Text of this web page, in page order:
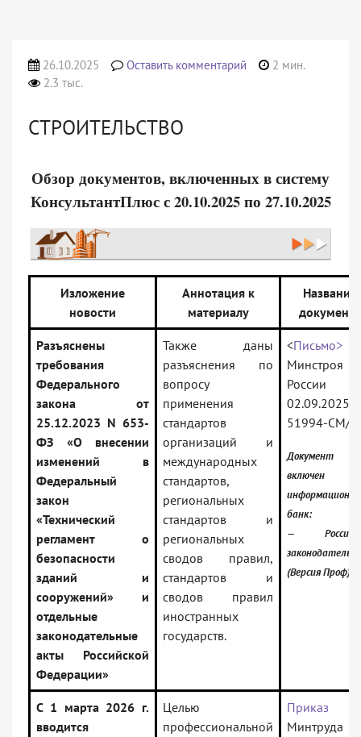
26.10.2025 Оставить комментарий
2 мин.
2.3 тыс.
СТРОИТЕЛЬСТВО
Обзор документов, включенных в систему
КонсультантПлюс с 20.10.2025 по 27.10.2025
Изложение
новости
Аннотация к
материалу
Название
документа
Разъяснены
требования
Федерального
закона от
25.12.2023 N 653-
ФЗ «О внесении
изменений в
Федеральный
закон
«Технический
регламент о
безопасности
зданий и
сооружений» и
отдельные
законодательные
акты Российской
Федерации»
Также даны
разъяснения по
вопросу
применения
стандартов
организаций и
международных
стандартов,
региональных
стандартов и
региональных
сводов правил,
стандартов и
сводов правил
иностранных
государств.
<Письмо>
Минстроя
России
51994-СМ/
Документ
включен
банк:
—
(Версия Проф)
С 1 марта 2026 г.
вводится
Целью
профессиональной
Приказ
Минтруда